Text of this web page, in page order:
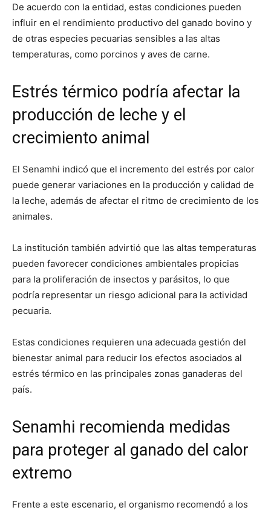
De acuerdo con la entidad, estas condiciones pueden
influir en el rendimiento productivo del ganado bovino y
de otras especies pecuarias sensibles a las altas
temperaturas, como porcinos y aves de carne.
Estrés térmico podría afectar la
producción de leche y el
crecimiento animal
El Senamhi indicó que el incremento del estrés por calor
puede generar variaciones en la producción y calidad de
la leche, además de afectar el ritmo de crecimiento de los
animales.
La institución también advirtió que las altas temperaturas
pueden favorecer condiciones ambientales propicias
para la proliferación de insectos y parásitos, lo que
podría representar un riesgo adicional para la actividad
pecuaria.
Estas condiciones requieren una adecuada gestión del
bienestar animal para reducir los efectos asociados al
estrés térmico en las principales zonas ganaderas del
país.
Senamhi recomienda medidas
para proteger al ganado del calor
extremo
Frente a este escenario, el organismo recomendó a los